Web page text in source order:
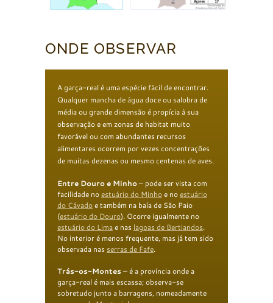
ONDE OBSERVAR
A garça-real é uma espécie fácil de encontrar.
Qualquer mancha de água doce ou salobra de
média ou grande dimensão é propícia à sua
observação e em zonas de habitat muito
favorável ou com abundantes recursos
alimentares ocorrem por vezes concentrações
de muitas dezenas ou mesmo centenas de aves.
Entre Douro e Minho– pode ser vista com
facilidade noestuário do Minhoe noestuário
do Cávadoe também na baía de São Paio
(estuáriodo Douro). Ocorre igualmente no
estuário do Limae nas lagoas de Bertiandos.
No interior é menos frequente, mas já tem sido
observada nas serras de Fafe.
Trás-os-Montes– é a província onde a
garça-real é mais escassa; observa-se
sobretudo junto a barragens, nomeadamente